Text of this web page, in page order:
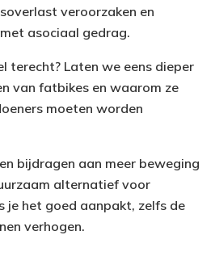
veroorzaken en
asociaal gedrag.
terecht? Laten we eens dieper
van fatbikes en waarom ze
moeten worden
bijdragen aan meer beweging
alternatief voor
je het goed aanpakt, zelfs de
verhogen.